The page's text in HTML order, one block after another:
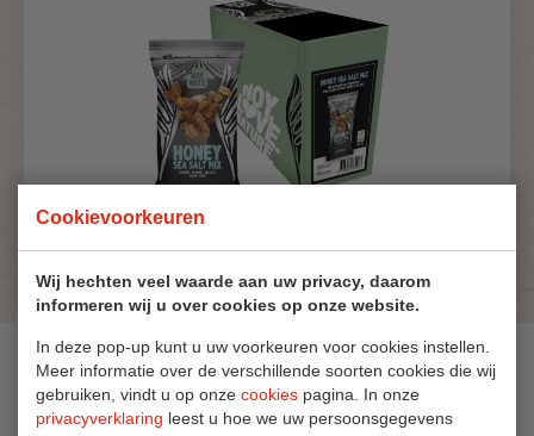
Cookievoorkeuren
Wij hechten veel waarde aan uw privacy, daarom
informeren wij u over cookies op onze website.
In deze pop-up kunt u uw voorkeuren voor cookies instellen.
Meer informatie over de verschillende soorten cookies die wij
gebruiken, vindt u op onze cookies pagina. In onze
privacyverklaring leest u hoe we uw persoonsgegevens
Ingrediënten
PINDA’s 47%, CASHEWNOTEN 47,5%, suiker, honing